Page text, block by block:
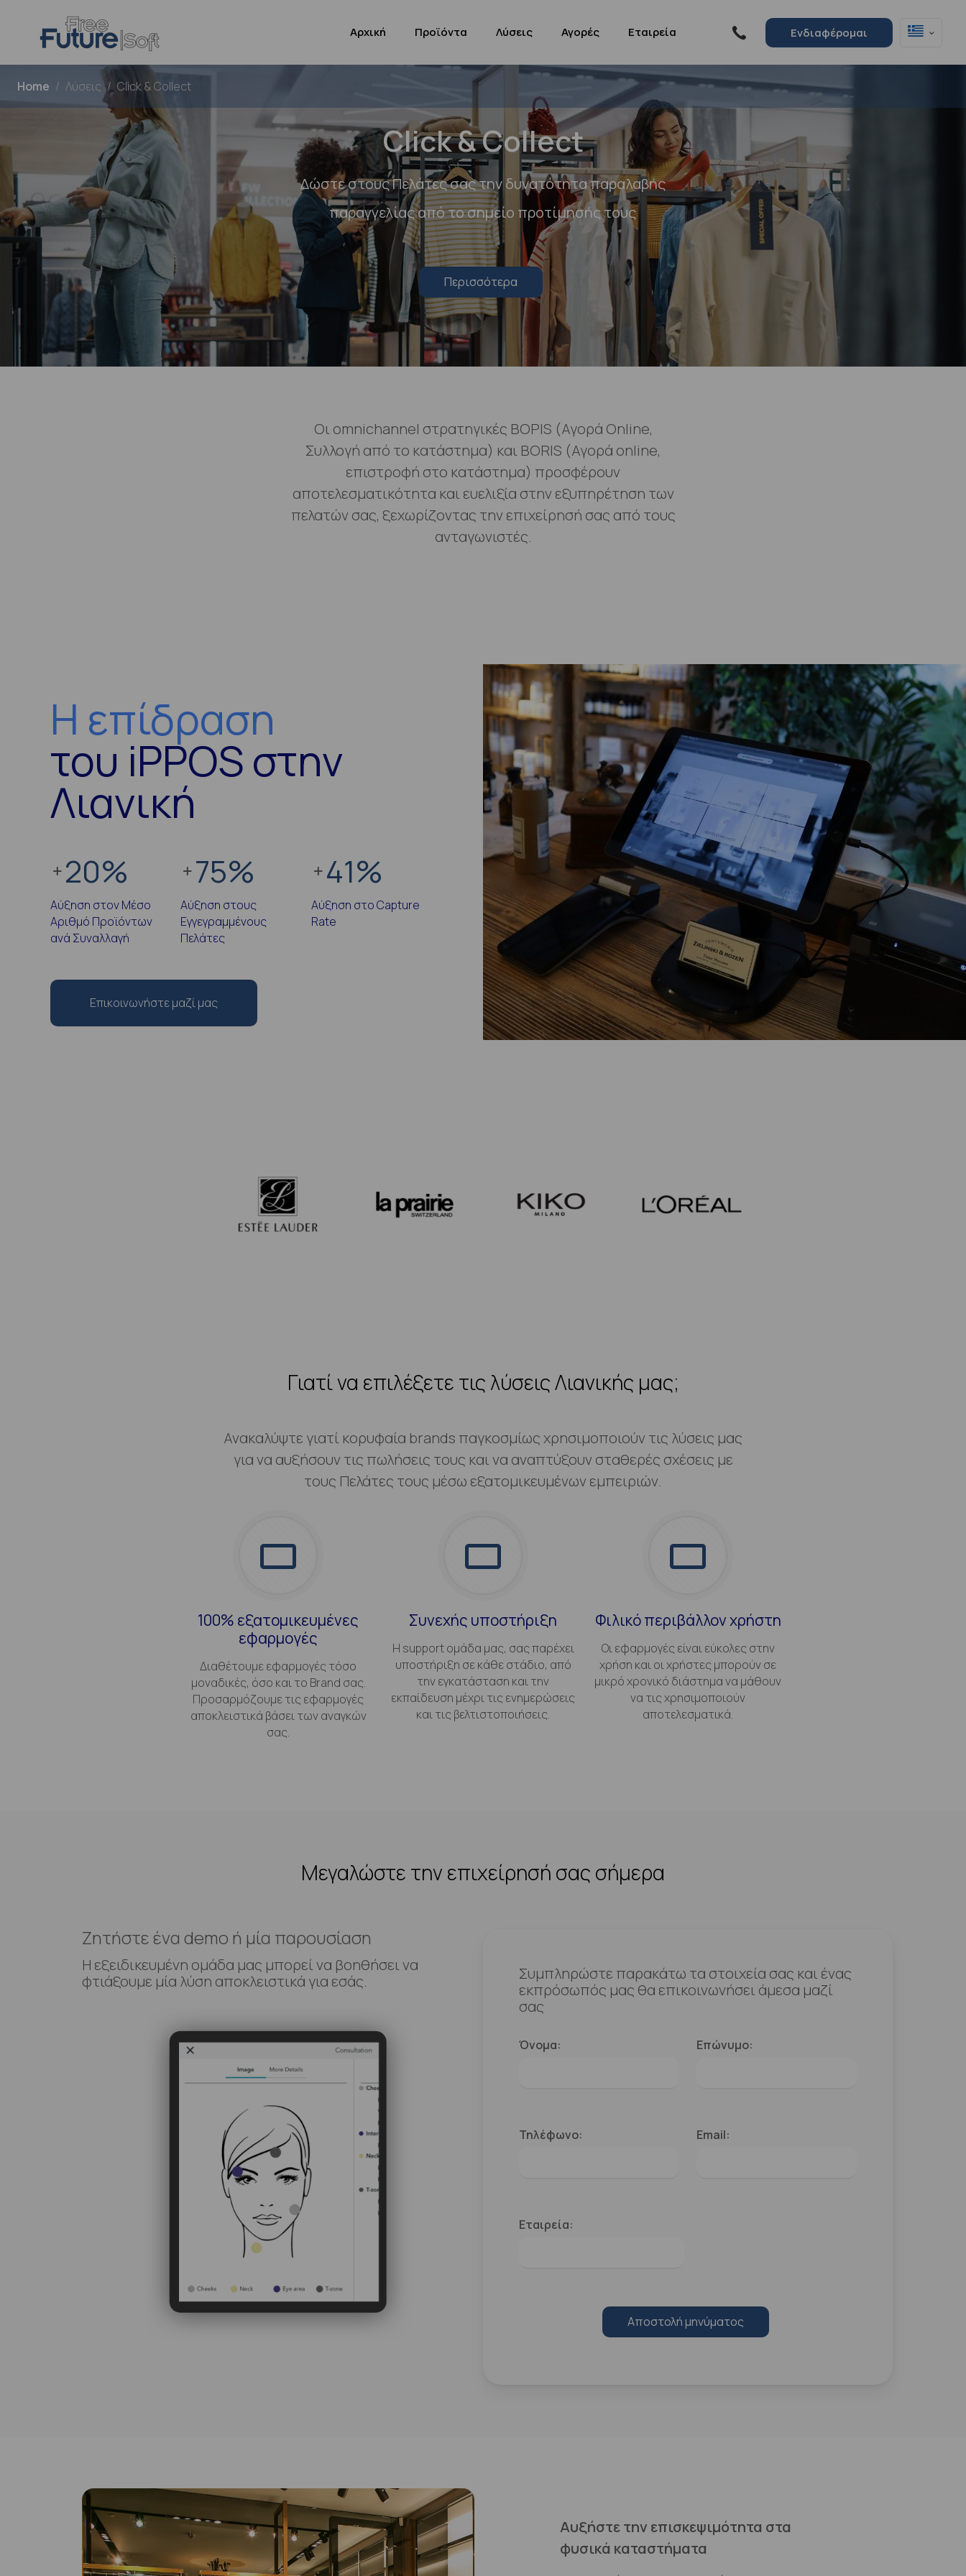
Αρχική Προϊόντα Λύσεις Αγορές Εταιρεία Ενδιαφέρομαι
Home Λύσεις Click & Collect
Click & Collect
Δώστε στους Πελάτες σας την δυνατότητα παραλαβής
παραγγελίας από το σημείο προτίμησής τους
Περισσότερα
Οι omnichannel στρατηγικές BOPIS (Αγορά Online,
Συλλογή από το κατάστημα) και BORIS (Αγορά online,
επιστροφή στο κατάστημα) προσφέρουν
αποτελεσματικότητα και ευελιξία στην εξυπηρέτηση των
πελατών σας, ξεχωρίζοντας την επιχείρησή σας από τους
ανταγωνιστές.
Η επίδραση
του iPPOS στην
Λιανική
20%
Αύξηση στον Μέσο
Αριθμό Προϊόντων
ανά Συναλλαγή
75%
Αύξηση στους
Εγγεγραμμένους
Πελάτες
41%
Αύξηση στο Capture
Rate
Επικοινωνήστε μαζί μας
Γιατί να επιλέξετε τις λύσεις Λιανικής μας;
Ανακαλύψτε γιατί κορυφαία brands παγκοσμίως χρησιμοποιούν τις λύσεις μας
για να αυξήσουν τις πωλήσεις τους και να αναπτύξουν σταθερές σχέσεις με
τους Πελάτες τους μέσω εξατομικευμένων εμπειριών.
100% εξατομικευμένες
εφαρμογές
Διαθέτουμε εφαρμογές τόσο
μοναδικές, όσο και το Brand σας.
Προσαρμόζουμε τις εφαρμογές
αποκλειστικά βάσει των αναγκών
σας.
Συνεχής υποστήριξη
Η support ομάδα μας, σας παρέχει
υποστήριξη σε κάθε στάδιο, από
την εγκατάσταση και την
εκπαίδευση μέχρι τις ενημερώσεις
και τις βελτιστοποιήσεις.
Φιλικό περιβάλλον χρήστη
Οι εφαρμογές είναι εύκολες στην
χρήση και οι χρήστες μπορούν σε
μικρό χρονικό διάστημα να μάθουν
να τις χρησιμοποιούν
αποτελεσματικά.
Μεγαλώστε την επιχείρησή σας σήμερα
Ζητήστε ένα demo ή μία παρουσίαση
Η εξειδικευμένη ομάδα μας μπορεί να βοηθήσει να
φτιάξουμε μία λύση αποκλειστικά για εσάς.
Συμπληρώστε παρακάτω τα στοιχεία σας και ένας
εκπρόσωπός μας θα επικοινωνήσει άμεσα μαζί
σας
Όνομα: Επώνυμο:
Τηλέφωνο: Email:
Εταιρεία:
Αποστολή μηνύματος
Αυξήστε την επισκεψιμότητα στα
φυσικά καταστήματα